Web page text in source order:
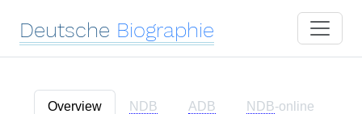
Deutsche Biographie
Overview NDB ADB NDB-online